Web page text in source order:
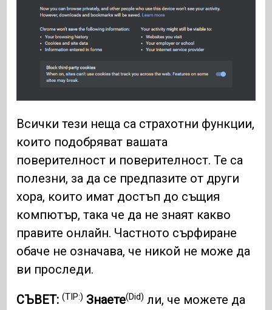
Всички тези неща са страхотни функции,
които подобряват вашата
поверителност и поверителност. Те са
полезни, за да се предпазите от други
хора, които имат достъп до същия
компютър, така че да не знаят какво
правите онлайн. Частното сърфиране
обаче не означава, че никой не може да
ви проследи.
СЪВЕТ:(TIP:) Знаете(Did) ли, че можете да